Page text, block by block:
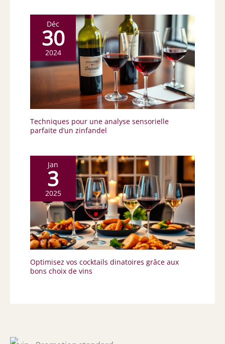
Déc
30
2024
Techniques pour une analyse sensorielle
parfaite d’un zinfandel
Jan
3
2025
Optimisez vos cocktails dinatoires grâce aux
bons choix de vins